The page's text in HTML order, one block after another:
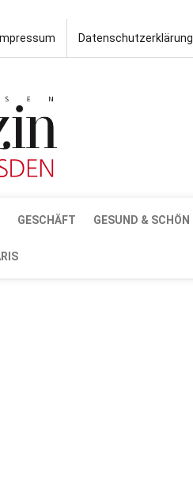
Datenschutzerklärung
GESCHÄFT GESUND & SCHÖN